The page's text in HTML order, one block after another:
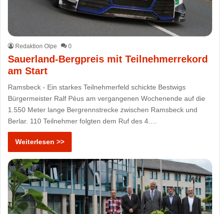
Redaktion Olpe 0
Sauerland-Bergpreis mit Teilnehmerrekord
am Start
Ramsbeck - Ein starkes Teilnehmerfeld schickte Bestwigs
Bürgermeister Ralf Péus am vergangenen Wochenende auf die
1.550 Meter lange Bergrennstrecke zwischen Ramsbeck und
Berlar. 110 Teilnehmer folgten dem Ruf des 4.…
Weiterlesen >>